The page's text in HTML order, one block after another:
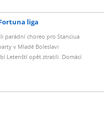
liga
parádní choreo pro Stanciua
v Mladé Boleslavi
Letenští opět ztratili. Domácí